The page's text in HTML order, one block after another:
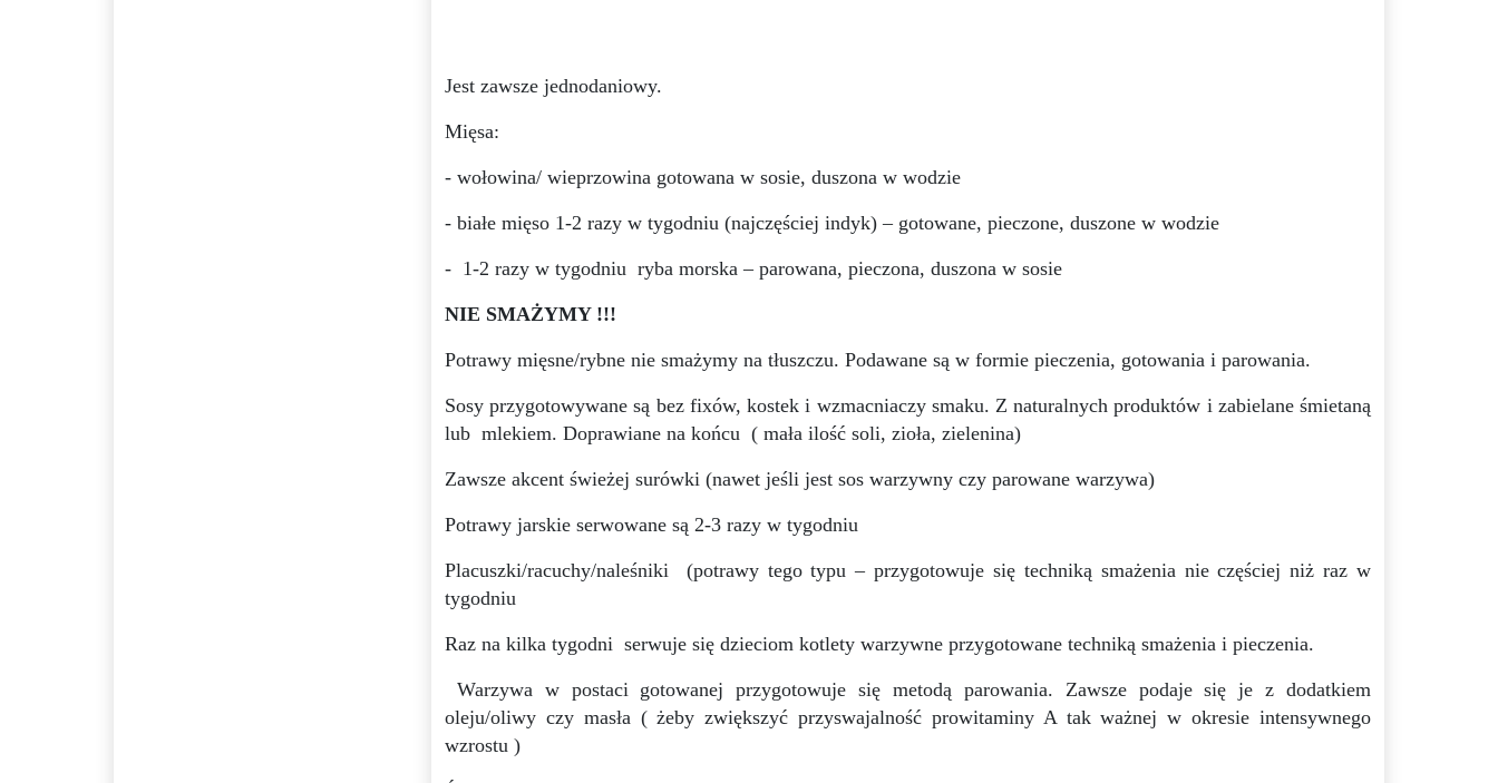
Jest zawsze jednodaniowy.
Mięsa:
- wołowina/ wieprzowina gotowana w sosie, duszona w wodzie
- białe mięso 1-2 razy w tygodniu (najczęściej indyk) – gotowane, pieczone, duszone w wodzie
- 1-2 razy w tygodniu ryba morska – parowana, pieczona, duszona w sosie
NIE SMAŻYMY !!!
Potrawy mięsne/rybne nie smażymy na tłuszczu. Podawane są w formie pieczenia, gotowania i parowania.
Sosy przygotowywane są bez fixów, kostek i wzmacniaczy smaku. Z naturalnych produktów i zabielane śmietaną
lub mlekiem. Doprawiane na końcu ( mała ilość soli, zioła, zielenina)
Zawsze akcent świeżej surówki (nawet jeśli jest sos warzywny czy parowane warzywa)
Potrawy jarskie serwowane są 2-3 razy w tygodniu
Placuszki/racuchy/naleśniki
(potrawy tego typu – przygotowuje się techniką smażenia nie częściej niż raz w
tygodniu
Raz na kilka tygodni serwuje się dzieciom kotlety warzywne przygotowane techniką smażenia i pieczenia.
Warzywa w postaci gotowanej przygotowuje się metodą parowania. Zawsze podaje się je z dodatkiem
oleju/oliwy czy masła ( żeby zwiększyć przyswajalność prowitaminy A tak ważnej w okresie intensywnego
wzrostu )